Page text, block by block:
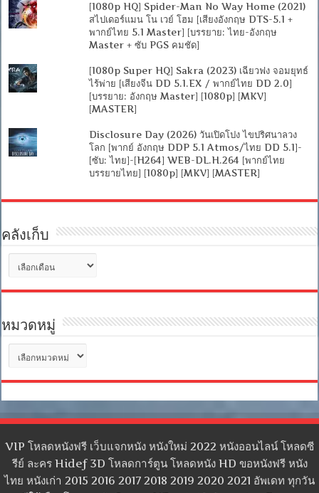
[1080p HQ] Spider-Man No Way Home (2021)
สไปเดอร์แมน โน เวย์ โฮม [เสียงอังกฤษ DTS-5.1 +
พากย์ไทย 5.1 Master] [บรรยาย: ไทย-อังกฤษ
Master + ซับ PGS คมชัด]
[1080p Super HQ] Sakra (2023) เฉียวฟง จอมยุทธ์
ไร้พ่าย [เสียงจีน DD 5.1.EX / พากย์ไทย DD 2.0]
[บรรยาย: อังกฤษ Master] [1080p] [MKV]
[MASTER]
Disclosure Day (2026) วันเปิดโปง ไขปริศนาลวง
โลก [พากย์ อังกฤษ DDP 5.1 Atmos/ไทย DD 5.1]-
[ซับ: ไทย]-[H264] WEB-DL.H.264 [พากย์ไทย
บรรยายไทย] [1080p] [MKV] [MASTER]
คลังเก็บ
เก็บ
หมวดหมู่
หมู่
VIP โหลดหนังฟรี เว็บแจกหนัง หนังใหม่ 2022 หนังออนไลน์ โหลดซี
รีย์ ละคร Hidef 3D โหลดการ์ตูน โหลดหนัง HD ขอหนังฟรี หนัง
ไทย หนังเก่า 2015 2016 2017 2018 2019 2020 2021 อัพเดท ทุกวัน